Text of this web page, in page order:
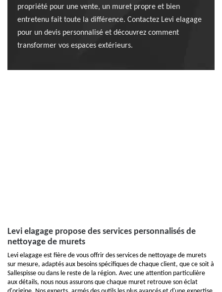
propriété pour une vente, un muret propre et bien
entretenu fait toute la différence. Contactez Levi elagage
pour un devis personnalisé et découvrez comment
transformer vos espaces extérieurs.
Levi elagage propose des services personnalisés de
nettoyage de murets
Levi elagage est fière de vous offrir des services de nettoyage de murets
sur mesure, adaptés aux besoins spécifiques de chaque client, que ce soit à
Sallespisse ou dans le reste de la région. Avec une attention particulière
aux détails, nous nous assurons que chaque muret retrouve son éclat